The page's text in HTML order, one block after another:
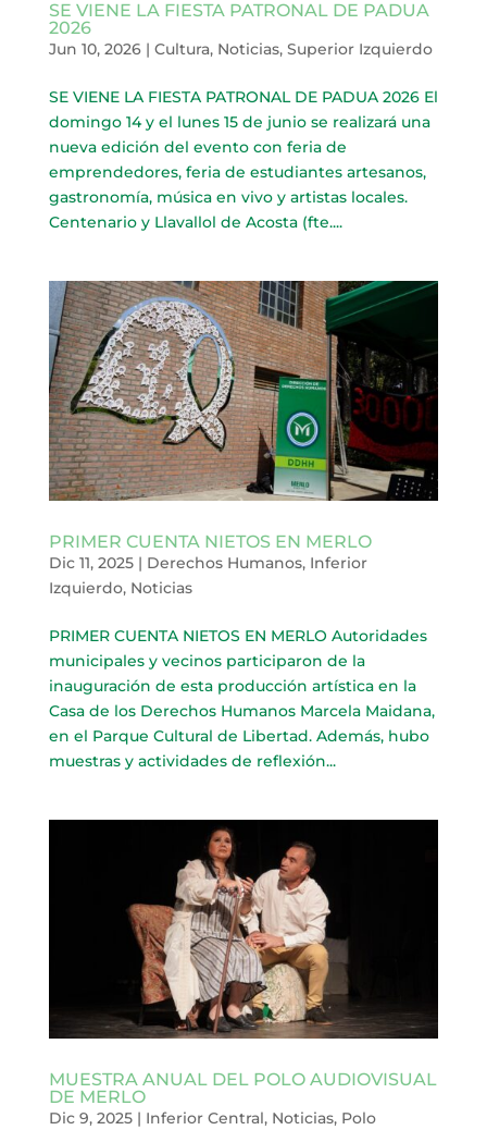
SE VIENE LA FIESTA PATRONAL DE PADUA
2026
Jun 10, 2026| Cultura, Noticias, Superior Izquierdo
SE VIENE LA FIESTA PATRONAL DE PADUA 2026 El
domingo 14 y el lunes 15 de junio se realizará una
nueva edición del evento con feria de
emprendedores, feria de estudiantes artesanos,
gastronomía, música en vivo y artistas locales.
Centenario y Llavallol de Acosta (fte....
PRIMER CUENTA NIETOS EN MERLO
Dic 11, 2025| Derechos Humanos, Inferior
Izquierdo, Noticias
PRIMER CUENTA NIETOS EN MERLO Autoridades
municipales y vecinos participaron de la
inauguración de esta producción artística en la
Casa de los Derechos Humanos Marcela Maidana,
en el Parque Cultural de Libertad. Además, hubo
muestras y actividades de reflexión...
MUESTRA ANUAL DEL POLO AUDIOVISUAL
DE MERLO
Dic 9, 2025| Inferior Central, Noticias, Polo